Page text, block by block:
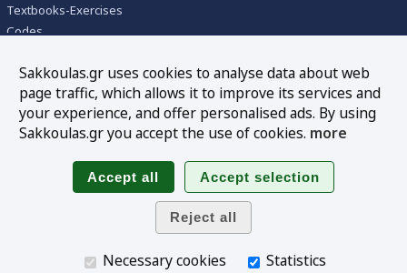
Textbooks-Exercises
Codes
Tools
Online interest calculation
Follow us
Sakkoulas.gr uses cookies to analyse data about web
page traffic, which allows it to improve its services and
your experience, and offer personalised ads. By using
Sakkoulas.gr you accept the use of cookies. more
Necessary cookies
Statistics